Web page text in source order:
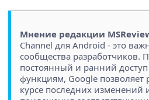
Мнение редакции
Channel для Android - это
сообщества разработчиков.
постоянный и ранний
функциям, Google позволяет
курсе последних изменений